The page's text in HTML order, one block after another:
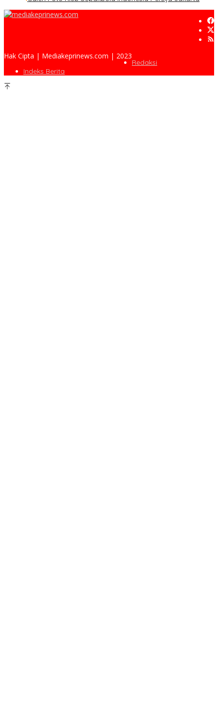
Hak Cipta | Mediakeprinews.com | 2023
Redaksi
Indeks Berita